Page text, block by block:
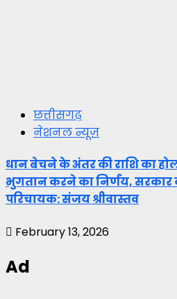
छत्तीसगढ़
नेशनल न्यूज़
धान बेचने के अंतर की राशि का
भुगतान करने का निर्णय, सरकार
परिचायक: संजय श्रीवास्तव
February 13, 2026
Ad